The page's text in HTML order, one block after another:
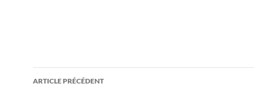
Navigation
ARTICLE PRÉCÉDENT